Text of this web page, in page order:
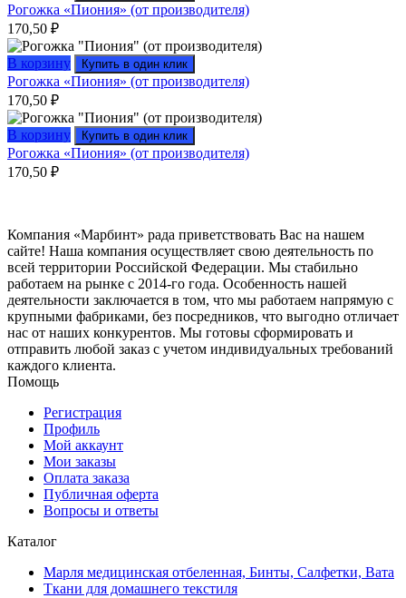
Рогожка «Пиония» (от производителя)
170,50 ₽
В корзину Купить в один клик
Рогожка «Пиония» (от производителя)
170,50 ₽
В корзину Купить в один клик
Рогожка «Пиония» (от производителя)
170,50 ₽
Компания «Марбинт» рада приветствовать Вас на нашем
сайте! Наша компания осуществляет свою деятельность по
всей территории Российской Федерации. Мы стабильно
работаем на рынке с 2014-го года. Особенность нашей
деятельности заключается в том, что мы работаем напрямую с
крупными фабриками, без посредников, что выгодно отличает
нас от наших конкурентов. Мы готовы сформировать и
отправить любой заказ с учетом индивидуальных требований
каждого клиента.
Помощь
Регистрация
Профиль
Мой аккаунт
Мои заказы
Оплата заказа
Публичная оферта
Вопросы и ответы
Каталог
Марля медицинская отбеленная, Бинты, Салфетки, Вата
Ткани для домашнего текстиля